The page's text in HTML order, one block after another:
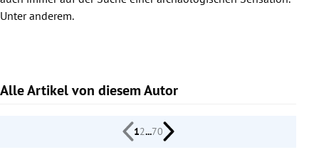
Untermenü
Unter anderem.
Alle Artikel von diesem Autor
12...70